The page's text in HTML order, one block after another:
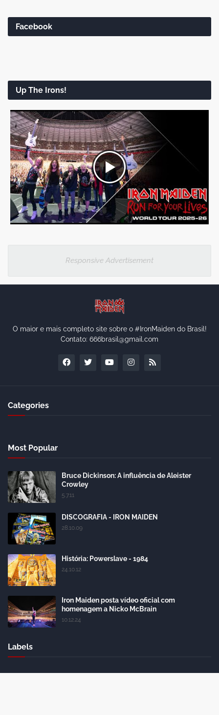
Facebook
Up The Irons!
Responsive Advertisement
O maior e mais completo site sobre o #IronMaiden do Brasil!
Contato: 666brasil@gmail.com
Categories
Most Popular
Bruce Dickinson: A influência de Aleister
Crowley
5.7.11
DISCOGRAFIA - IRON MAIDEN
28.10.09
História: Powerslave - 1984
24.10.12
Iron Maiden posta vídeo oficial com
homenagem a Nicko McBrain
10.12.24
Labels